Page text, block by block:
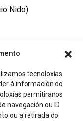
tecnoloxías
á información do
permitiranos
navegación ou ID
ou a retirada do
Nido)